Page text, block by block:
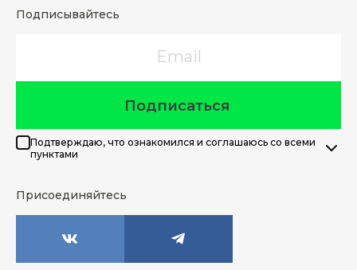
Подписывайтесь
Подписаться
Подтверждаю, что ознакомился и соглашаюсь со всеми
пунктами
Присоединяйтесь